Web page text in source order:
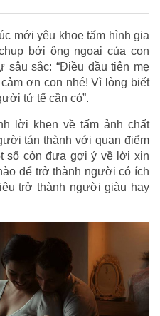
mới yêu khoe tấm hình gia
bởi ông ngoại của con
sâu sắc: “Điều đầu tiên mẹ
ơn con nhé! Vì lòng biết
tử tế cần có”.
lời khen về tấm ảnh chất
tán thành với quan điểm
số còn đưa gợi ý về lời xin
để trở thành người có ích
trở thành người giàu hay